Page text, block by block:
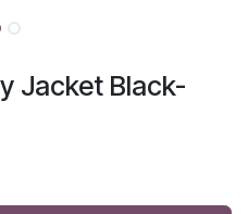
Jacket Black-